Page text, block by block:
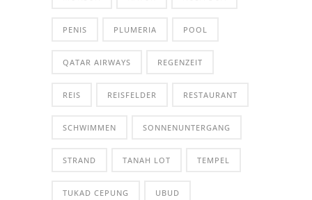
PENIS PLUMERIA POOL
QATAR AIRWAYS REGENZEIT
REIS REISFELDER RESTAURANT
SCHWIMMEN SONNENUNTERGANG
STRAND TANAH LOT TEMPEL
TUKAD CEPUNG UBUD